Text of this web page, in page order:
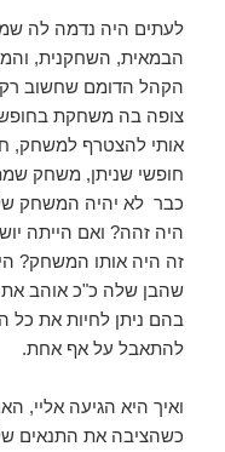
לעתים היה נדמה לה
הבמאית, השחקנית,
הקהל הדומם שחשוב רק
צופה בה משחקת בחופש
אותי להצטרף למשחק,
חופשי שניתן, משחק
כבר לא יהיה המשחק
היה זהה? ואם הייתה
זה היה אותו המשחק?
שהבן שלה כ"כ אוהב
בהם ניתן לחיות את כל
להתאבל על אף אחת.
ואיך היא הגיעה אליי,
כשהציבה את התנאים